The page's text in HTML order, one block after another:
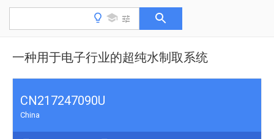
一种用于电子行业的超纯水制取系统
CN217247090U
China